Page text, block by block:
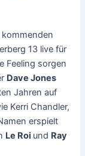
13 live für
Feeling sorgen
Dave Jones
Jahren auf
Kerri Chandler,
erspielt
Le Roi und Ray